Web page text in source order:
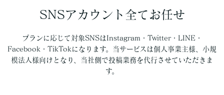
SNSアカウント全てお任せ
プランに応じて対象SNSはInstagram・Twitter・LINE・
Facebook・TikTokになります。当サービスは個人事業主様、小規
模法人様向けとなり、当社側で投稿業務を代行させていただきま
す。